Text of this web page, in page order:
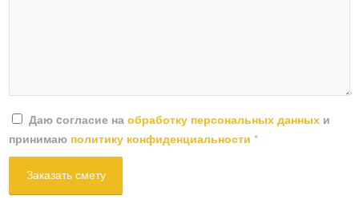
Даю cогласие наобработку персональных данных и
принимаю политику конфиденциальности *